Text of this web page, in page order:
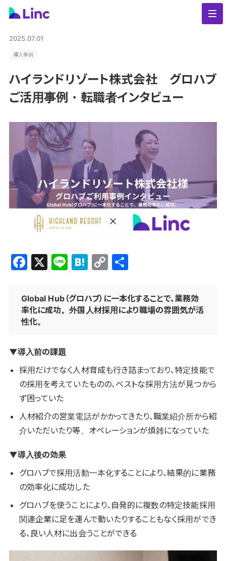
2025.07.01
導入事例
ハイランドリゾート株式会社 グロハブ
ご活用事例・転職者インタビュー
F
c
e
b
o
k
X
Li
e
H
e
n
C
p
y
Global Hub（グロハブ）に一本化することで、業務効
率化に成功。外国人材採用により職場の雰囲気が活
性化。
▼導入前の課題
採用だけでなく人材育成も行き詰まっており、特定技能で
の採用を考えていたものの、ベストな採用方法が見つから
ず困っていた
人材紹介の営業電話がかかってきたり、職業紹介所から紹
介いただいたり等、オペレーションが煩雑になっていた
▼導入後の効果
グロハブで採用活動一本化することにより、結果的に業務
の効率化に成功した
グロハブを使うことにより、自発的に複数の特定技能採用
関連企業に足を運んで動いたりすることもなく採用ができ
る、良い人材に出会うことができる